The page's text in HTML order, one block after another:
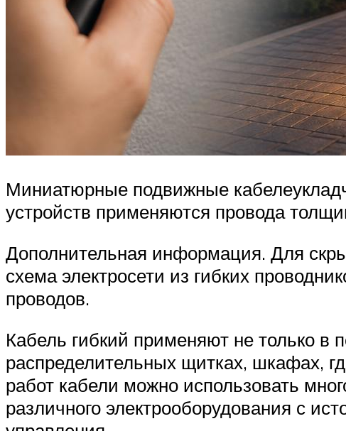
Миниатюрные подвижные
устройств применяются провода
Дополнительная информация. Для
схема электросети из гибких
проводов.
Кабель гибкий применяют не только в
распределительных щитках, шкафах,
работ кабели можно использовать
различного электрооборудования с